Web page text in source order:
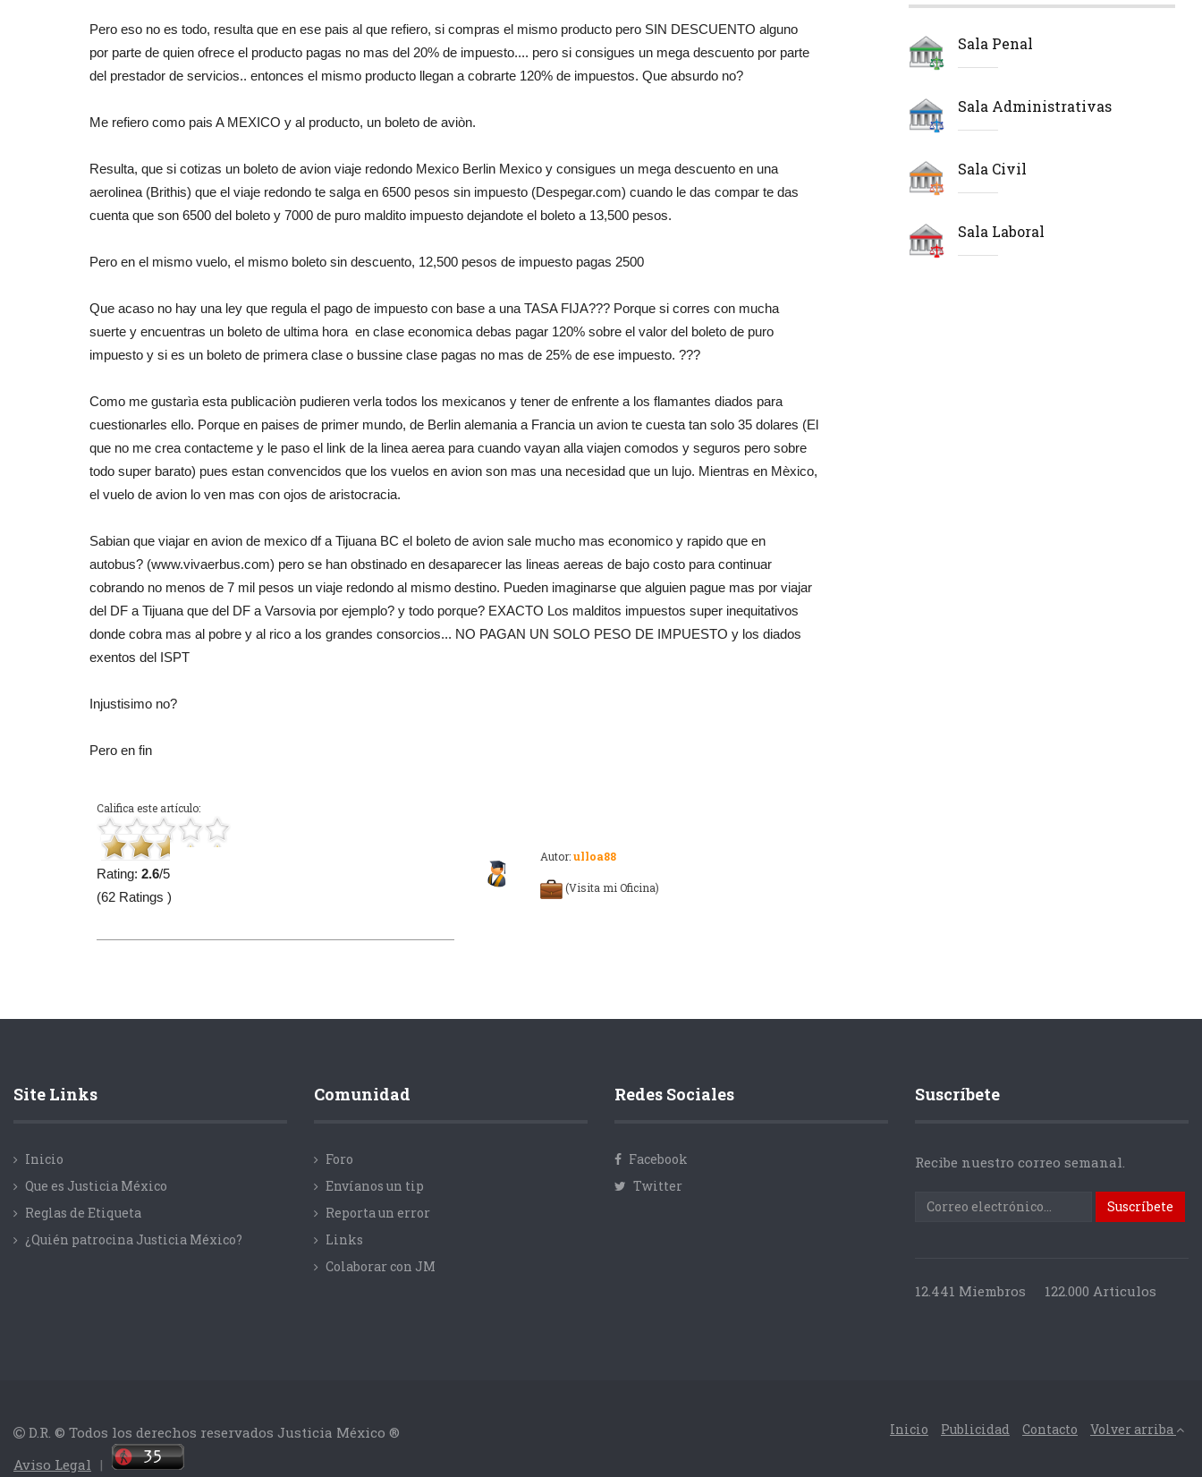
Pero eso no es todo, resulta que en ese pais al que refiero, si compras el mismo producto pero SIN DESCUENTO alguno
por parte de quien ofrece el producto pagas no mas del 20% de impuesto.... pero si consigues un mega descuento por parte
del prestador de servicios.. entonces el mismo producto llegan a cobrarte 120% de impuestos. Que absurdo no?
Me refiero como pais A MEXICO y al producto, un boleto de aviòn.
Resulta, que si cotizas un boleto de avion viaje redondo Mexico Berlin Mexico y consigues un mega descuento en una
aerolinea (Brithis) que el viaje redondo te salga en 6500 pesos sin impuesto (Despegar.com) cuando le das compar te das
cuenta que son 6500 del boleto y 7000 de puro maldito impuesto dejandote el boleto a 13,500 pesos.
Pero en el mismo vuelo, el mismo boleto sin descuento, 12,500 pesos de impuesto pagas 2500
Que acaso no hay una ley que regula el pago de impuesto con base a una TASA FIJA??? Porque si corres con mucha
suerte y encuentras un boleto de ultima hora en clase economica debas pagar 120% sobre el valor del boleto de puro
impuesto y si es un boleto de primera clase o bussine clase pagas no mas de 25% de ese impuesto. ???
Como me gustarìa esta publicaciòn pudieren verla todos los mexicanos y tener de enfrente a los flamantes diados para
cuestionarles ello. Porque en paises de primer mundo, de Berlin alemania a Francia un avion te cuesta tan solo 35 dolares (El
que no me crea contacteme y le paso el link de la linea aerea para cuando vayan alla viajen comodos y seguros pero sobre
todo super barato) pues estan convencidos que los vuelos en avion son mas una necesidad que un lujo. Mientras en Mèxico,
el vuelo de avion lo ven mas con ojos de aristocracia.
Sabian que viajar en avion de mexico df a Tijuana BC el boleto de avion sale mucho mas economico y rapido que en
autobus? (www.vivaerbus.com) pero se han obstinado en desaparecer las lineas aereas de bajo costo para continuar
cobrando no menos de 7 mil pesos un viaje redondo al mismo destino. Pueden imaginarse que alguien pague mas por viajar
del DF a Tijuana que del DF a Varsovia por ejemplo? y todo porque? EXACTO Los malditos impuestos super inequitativos
donde cobra mas al pobre y al rico a los grandes consorcios... NO PAGAN UN SOLO PESO DE IMPUESTO y los diados
exentos del ISPT
Injustisimo no?
Pero en fin
Califica este artículo:
Rating:2.6/5
(62 Ratings )
Autor:ulloa88
(Visita mi Oficina)
Sala Penal
Sala Administrativas
Sala Civil
Sala Laboral
Site Links
Inicio
Que es Justicia México
Reglas de Etiqueta
¿Quién patrocina Justicia México?
Comunidad
Foro
Envíanos un tip
Reporta un error
Links
Colaborar con JM
Redes Sociales
Facebook
Twitter
Suscríbete
Recibe nuestro correo semanal.
12.441 Miembros 122.000 Articulos
D.R. © Todos los derechos reservados Justicia México ®
Aviso Legal
|
Inicio Publicidad Contacto Volver arriba